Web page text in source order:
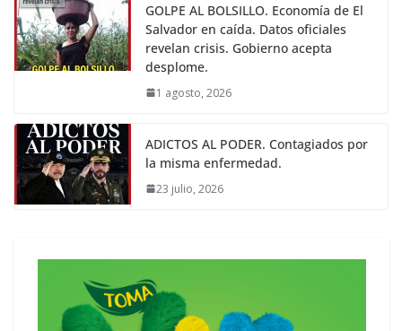
GOLPE AL BOLSILLO. Economía de El
Salvador en caída. Datos oficiales
revelan crisis. Gobierno acepta
desplome.
1 agosto, 2026
ADICTOS AL PODER. Contagiados por
la misma enfermedad.
23 julio, 2026